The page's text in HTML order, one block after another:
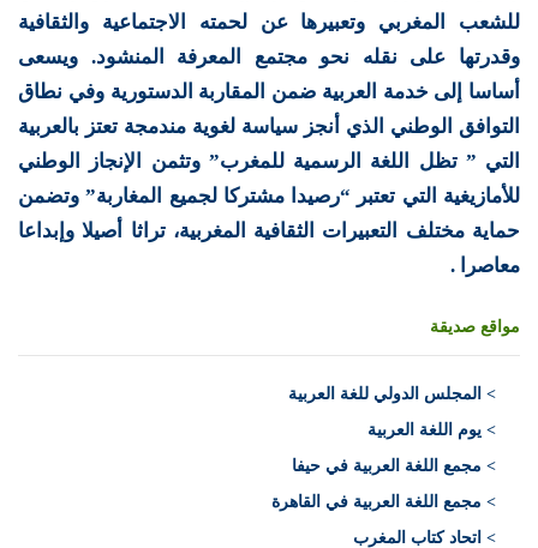
للشعب المغربي وتعبيرها عن لحمته الاجتماعية والثقافية
وقدرتها على نقله نحو مجتمع المعرفة المنشود. ويسعى
أساسا إلى خدمة العربية ضمن المقاربة الدستورية وفي نطاق
التوافق الوطني الذي أنجز سياسة لغوية مندمجة تعتز بالعربية
التي ” تظل اللغة الرسمية للمغرب” وتثمن الإنجاز الوطني
للأمازيغية التي تعتبر “رصيدا مشتركا لجميع المغاربة” وتضمن
حماية مختلف التعبيرات الثقافية المغربية، تراثا أصيلا وإبداعا
معاصرا .
مواقع صديقة
> المجلس الدولي للغة العربية
> يوم اللغة العربية
> مجمع اللغة العربية في حيفا
> مجمع اللغة العربية في القاهرة
> اتحاد كتاب المغرب